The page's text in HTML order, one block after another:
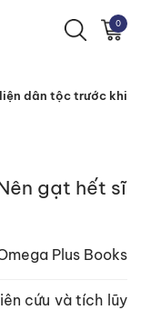
0
dân tộc trước khi
gạt hết sĩ
Plus Books
cứu và tích lũy